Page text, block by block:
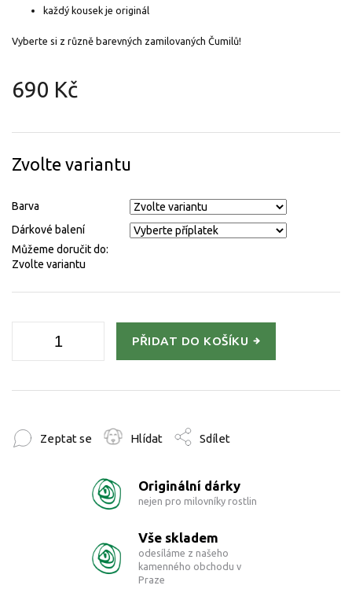
690 Kč
cena:
Zvolte variantu
Barva
Dárkové balení
Můžeme doručit do:
Zvolte variantu
PŘIDAT DO KOŠÍKU
každý kousek je originál
Vyberte si z různě barevných zamilovaných Čumilů!
Zeptat se Hlídat Sdílet
Originální dárky
nejen pro milovníky rostlin
Vše skladem
odesíláme z našeho
kamenného obchodu v
Praze